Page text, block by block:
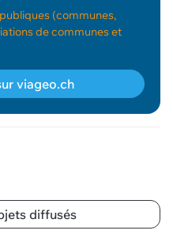
diffusés
(communes,
de communes et
viageo.ch